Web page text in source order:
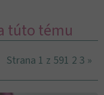
túto tému
Strana 1 z 591 2 3 »